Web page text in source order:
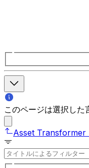
このページは選択した
Asset Transformer